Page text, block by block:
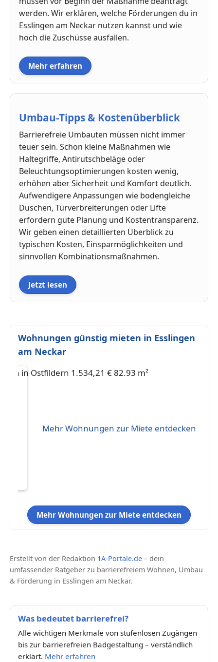
werden. Wir erklären, welche Förderungen du in
Esslingen am Neckar nutzen kannst und wie
hoch die Zuschüsse ausfallen.
Mehr erfahren
Umbau-Tipps & Kostenüberblick
Barrierefreie Umbauten müssen nicht immer
teuer sein. Schon kleine Maßnahmen wie
Haltegriffe, Antirutschbeläge oder
Beleuchtungsoptimierungen kosten wenig,
erhöhen aber Sicherheit und Komfort deutlich.
Aufwendigere Anpassungen wie bodengleiche
Duschen, Türverbreiterungen oder Lifte
erfordern gute Planung und Kostentransparenz.
Wir geben einen detaillierten Überblick zu
typischen Kosten, Einsparmöglichkeiten und
sinnvollen Kombinationsmaßnahmen.
Jetzt lesen
Wohnungen günstig mieten in Esslingen
am Neckar
Mehr Wohnungen zur Miete entdecken
Mehr Wohnungen zur Miete entdecken
Erstellt von der Redaktion 1A-Portale.de – dein
umfassender Ratgeber zu barrierefreiem Wohnen, Umbau
& Förderung in Esslingen am Neckar.
Was bedeutet barrierefrei?
Alle wichtigen Merkmale von stufenlosen Zugängen
bis zur barrierefreien Badgestaltung – verständlich
erklärt. Mehr erfahren